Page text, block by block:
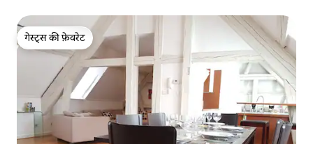
गेस्ट्स की फ़ेवरेट
गेस्ट्स की फ़ेवरेट